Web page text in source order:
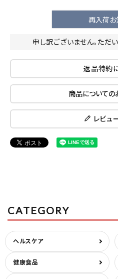
再入荷お
申し訳ございません。ただ
返品特約
商品についての
レビュ
CATEGORY
ヘルスケア
健康食品